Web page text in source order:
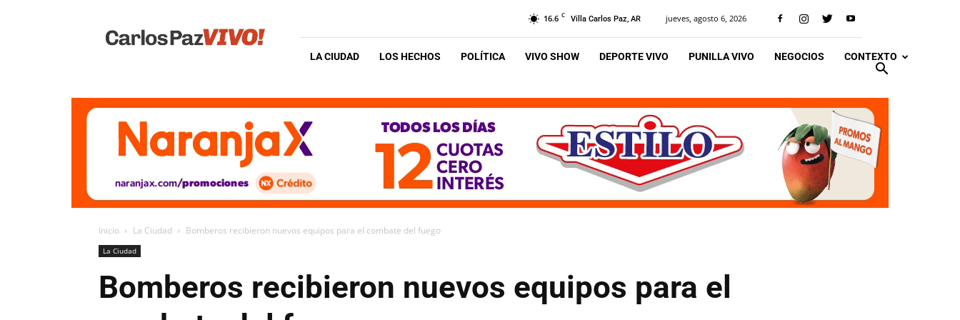
Vivo
16.6 C Villa Carlos Paz, AR jueves, agosto 6, 2026
LA CIUDAD LOS HECHOS POLÍTICA VIVO SHOW DEPORTE VIVO PUNILLA VIVO NEGOCIOS CONTEXTO
Inicio La Ciudad Bomberos recibieron nuevos equipos para el combate del fuego
La Ciudad
Bomberos recibieron nuevos equipos para el